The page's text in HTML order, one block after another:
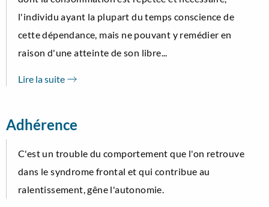
l'individu ayant la plupart du temps conscience de
cette dépendance, mais ne pouvant y remédier en
raison d'une atteinte de son libre...
Lire la suite
Adhérence
C'est un trouble du comportement que l'on retrouve
dans le syndrome frontal et qui contribue au
ralentissement, gêne l'autonomie.